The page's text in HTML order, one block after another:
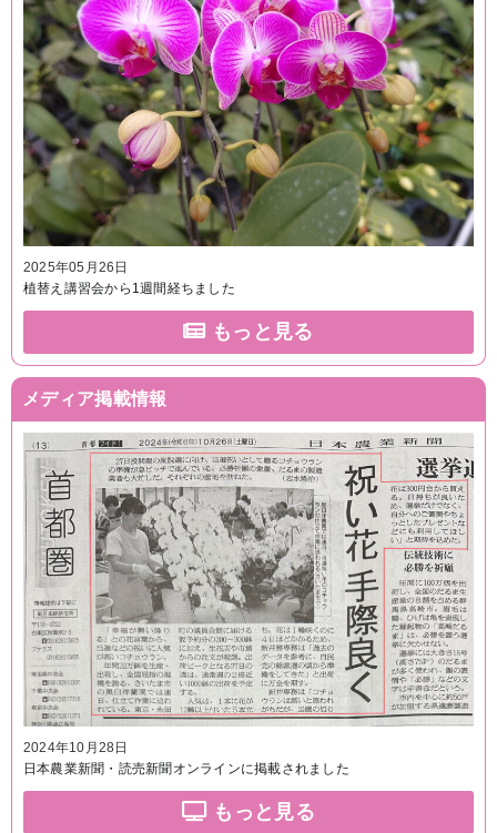
2025年05月26日
植替え講習会から1週間経ちました
もっと見る
メディア掲載情報
2024年10月28日
日本農業新聞・読売新聞オンラインに掲載されました
もっと見る